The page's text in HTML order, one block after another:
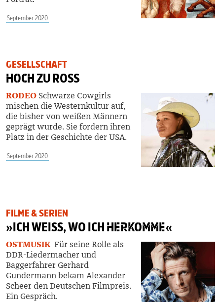
September 2020
GESELLSCHAFT
HOCHZU ROSS
RODEO Schwarze Cowgirls
mischen die Westernkultur auf,
die bisher von weißen Männern
geprägt wurde. Sie fordern ihren
Platz in der Geschichte der USA.
September 2020
FILME & SERIEN
»ICH WEISS, WO ICHHERKOMME«
OSTMUSIK Für seine Rolle als
DDR-Liedermacher und
Baggerfahrer Gerhard
Gundermann bekam Alexander
Scheer den Deutschen Filmpreis.
Ein Gespräch.